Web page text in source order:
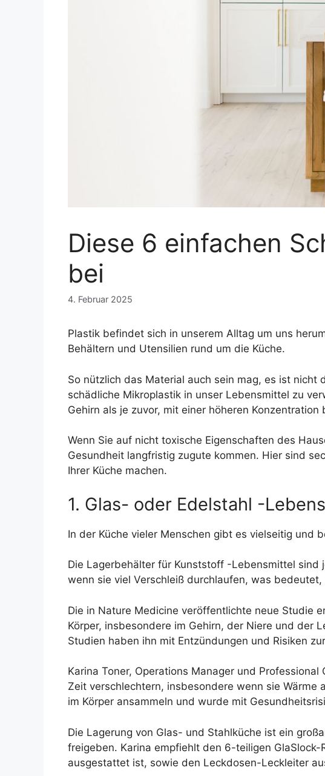
Diese 6 einfachen
bei
4. Februar 2025
Plastik befindet sich in unserem Alltag um uns
Behältern und Utensilien rund um die Küche.
So nützlich das Material auch sein mag, es ist nicht
schädliche Mikroplastik in unser Lebensmittel zu
Gehirn als je zuvor, mit einer höheren Konzentration
Wenn Sie auf nicht toxische Eigenschaften des
Gesundheit langfristig zugute kommen. Hier sind
Ihrer Küche machen.
1. Glas- oder Edelstahl -
In der Küche vieler Menschen gibt es vielseitig und
Die Lagerbehälter für Kunststoff -Lebensmittel sind
wenn sie viel Verschleiß durchlaufen, was
Die in Nature Medicine veröffentlichte neue Studie
Körper, insbesondere im Gehirn, der Niere und der
Studien haben ihn mit Entzündungen und Risiken
Karina Toner, Operations Manager und
Zeit verschlechtern, insbesondere wenn sie Wärme
im Körper ansammeln und wurde mit
Die Lagerung von Glas- und Stahlküche ist ein
freigeben. Karina empfiehlt den 6-teiligen
ausgestattet ist, sowie den Leckdosen-Leckleiter